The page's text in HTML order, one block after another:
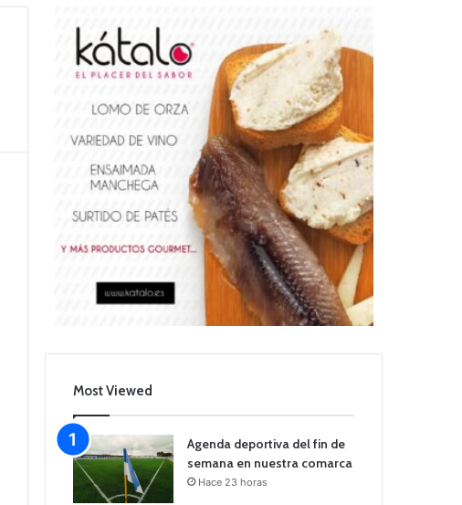
Most Viewed
Agenda deportiva del fin de
semana en nuestra comarca
Hace 23 horas